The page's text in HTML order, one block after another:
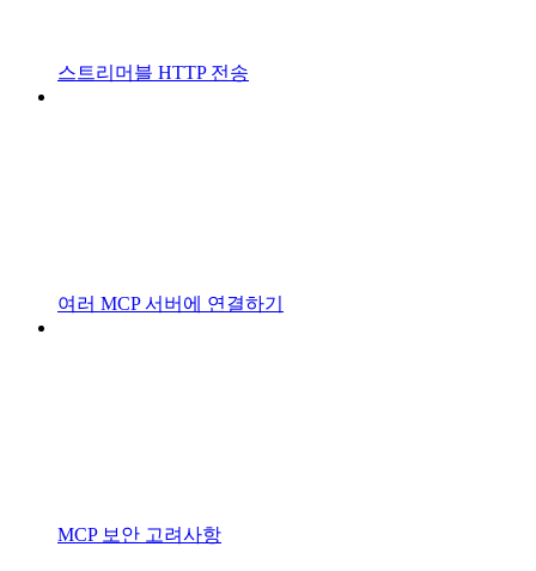
스트리머블 HTTP 전송
여러 MCP 서버에 연결하기
MCP 보안 고려사항